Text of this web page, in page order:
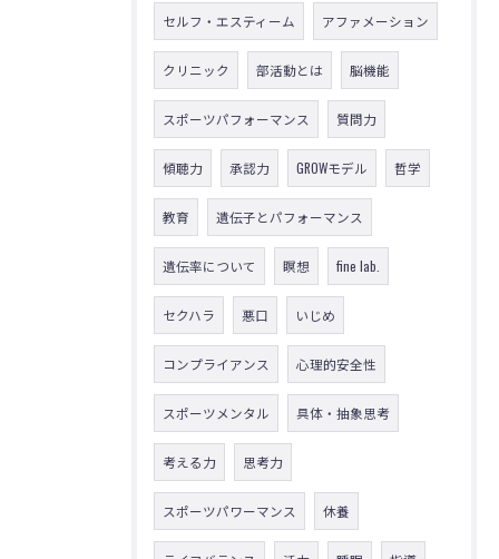
セルフ・エスティーム アファメーション
クリニック 部活動とは 脳機能
スポーツパフォーマンス 質問力
傾聴力 承認力 GROWモデル 哲学
教育 遺伝子とパフォーマンス
遺伝率について 瞑想 fine lab.
セクハラ 悪口 いじめ
コンプライアンス 心理的安全性
スポーツメンタル 具体・抽象思考
考える力 思考力
スポーツパワーマンス 休養